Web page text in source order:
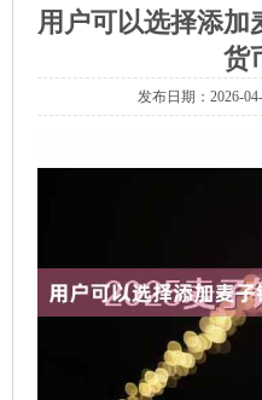
用户可以选择添加
货
发布日期：2026-